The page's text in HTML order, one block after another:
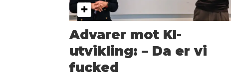
Advarer mot KI-
utvikling: – Da er vi
fucked